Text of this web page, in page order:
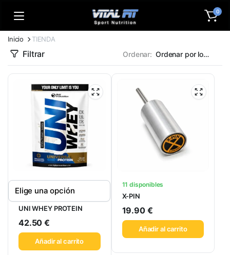
0
Inicio TIENDA
Filtrar Ordenar:
UNI WHEY PROTEIN
42.50€
Añadir al carrito
11 disponibles
X-PIN
19.90 €
Añadir al carrito